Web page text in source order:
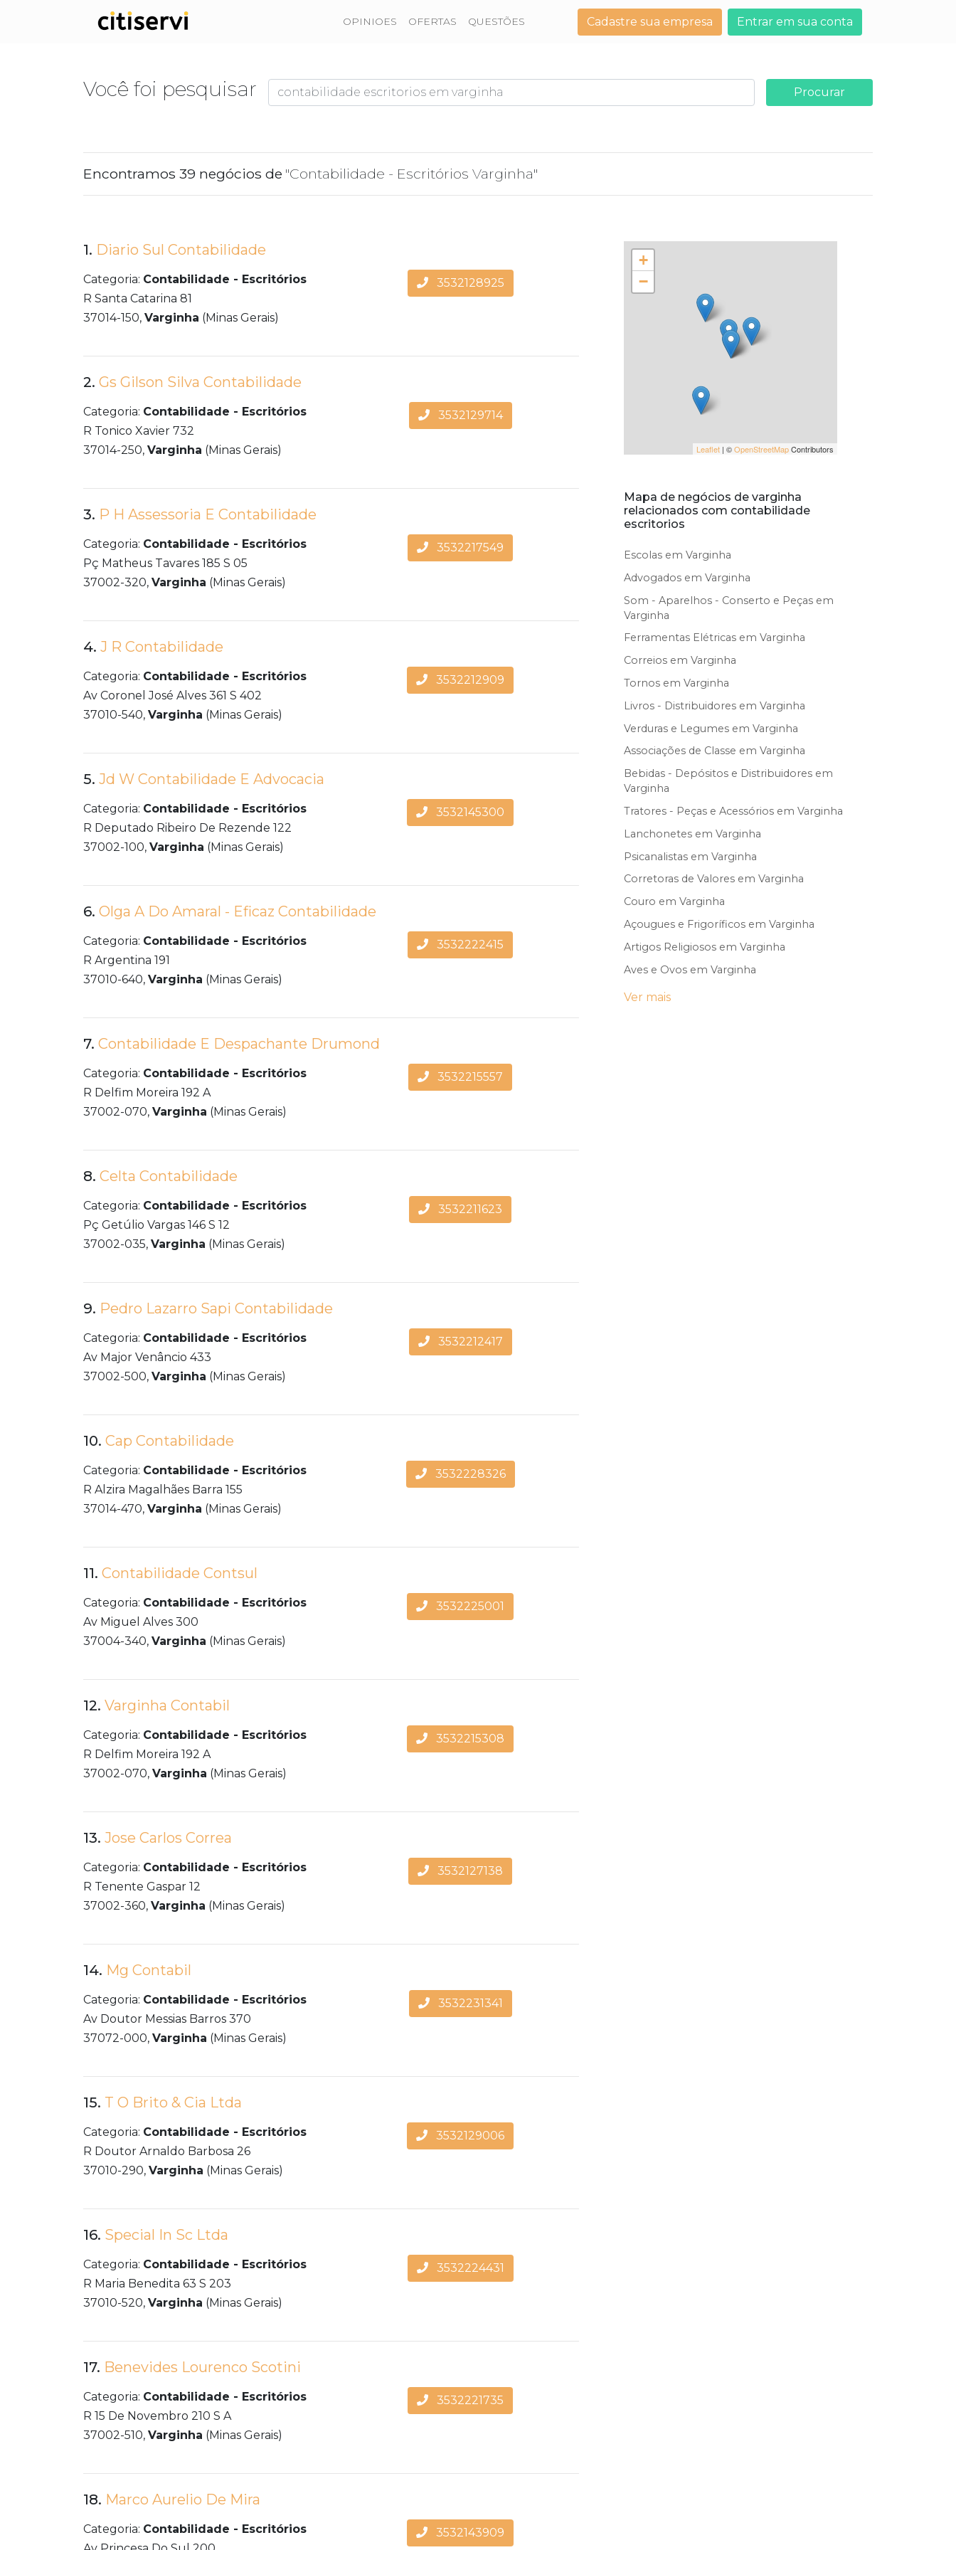
OPINIOES OFERTAS QUESTÕES Cadastre sua empresa Entrar em sua conta
Você foi pesquisar Procurar
Encontramos 39 negócios de "Contabilidade - Escritórios Varginha"
1. Diario Sul Contabilidade
Categoria: Contabilidade - Escritórios
R Santa Catarina 81
37014-150, Varginha (Minas Gerais)
3532128925
2. Gs Gilson Silva Contabilidade
Categoria: Contabilidade - Escritórios
R Tonico Xavier 732
37014-250, Varginha (Minas Gerais)
3532129714
3. P H Assessoria E Contabilidade
Categoria: Contabilidade - Escritórios
Pç Matheus Tavares 185 S 05
37002-320, Varginha (Minas Gerais)
3532217549
4. J R Contabilidade
Categoria: Contabilidade - Escritórios
Av Coronel José Alves 361 S 402
37010-540, Varginha (Minas Gerais)
3532212909
5. Jd W Contabilidade E Advocacia
Categoria: Contabilidade - Escritórios
R Deputado Ribeiro De Rezende 122
37002-100, Varginha (Minas Gerais)
3532145300
6. Olga A Do Amaral - Eficaz Contabilidade
Categoria: Contabilidade - Escritórios
R Argentina 191
37010-640, Varginha (Minas Gerais)
3532222415
7. Contabilidade E Despachante Drumond
Categoria: Contabilidade - Escritórios
R Delfim Moreira 192 A
37002-070, Varginha (Minas Gerais)
3532215557
8. Celta Contabilidade
Categoria: Contabilidade - Escritórios
Pç Getúlio Vargas 146 S 12
37002-035, Varginha (Minas Gerais)
3532211623
9. Pedro Lazarro Sapi Contabilidade
Categoria: Contabilidade - Escritórios
Av Major Venâncio 433
37002-500, Varginha (Minas Gerais)
3532212417
10. Cap Contabilidade
Categoria: Contabilidade - Escritórios
R Alzira Magalhães Barra 155
37014-470, Varginha (Minas Gerais)
3532228326
11. Contabilidade Contsul
Categoria: Contabilidade - Escritórios
Av Miguel Alves 300
37004-340, Varginha (Minas Gerais)
3532225001
12. Varginha Contabil
Categoria: Contabilidade - Escritórios
R Delfim Moreira 192 A
37002-070, Varginha (Minas Gerais)
3532215308
13. Jose Carlos Correa
Categoria: Contabilidade - Escritórios
R Tenente Gaspar 12
37002-360, Varginha (Minas Gerais)
3532127138
14. Mg Contabil
Categoria: Contabilidade - Escritórios
Av Doutor Messias Barros 370
37072-000, Varginha (Minas Gerais)
3532231341
15. T O Brito & Cia Ltda
Categoria: Contabilidade - Escritórios
R Doutor Arnaldo Barbosa 26
37010-290, Varginha (Minas Gerais)
3532129006
16. Special In Sc Ltda
Categoria: Contabilidade - Escritórios
R Maria Benedita 63 S 203
37010-520, Varginha (Minas Gerais)
3532224431
17. Benevides Lourenco Scotini
Categoria: Contabilidade - Escritórios
R 15 De Novembro 210 S A
37002-510, Varginha (Minas Gerais)
3532221735
18. Marco Aurelio De Mira
Categoria: Contabilidade - Escritórios
3532143909
+
−
Leaflet | ©OpenStreetMapContributors
Mapa de negócios de varginha
relacionados com contabilidade
escritorios
Escolas em Varginha
Advogados em Varginha
Som - Aparelhos - Conserto e Peças em
Varginha
Ferramentas Elétricas em Varginha
Correios em Varginha
Tornos em Varginha
Livros - Distribuidores em Varginha
Verduras e Legumes em Varginha
Associações de Classe em Varginha
Bebidas - Depósitos e Distribuidores em
Varginha
Tratores - Peças e Acessórios em Varginha
Lanchonetes em Varginha
Psicanalistas em Varginha
Corretoras de Valores em Varginha
Couro em Varginha
Açougues e Frigoríficos em Varginha
Artigos Religiosos em Varginha
Aves e Ovos em Varginha
Ver mais